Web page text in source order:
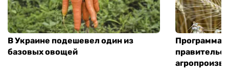
В Украине подешевел один из
базовых овощей
Программа